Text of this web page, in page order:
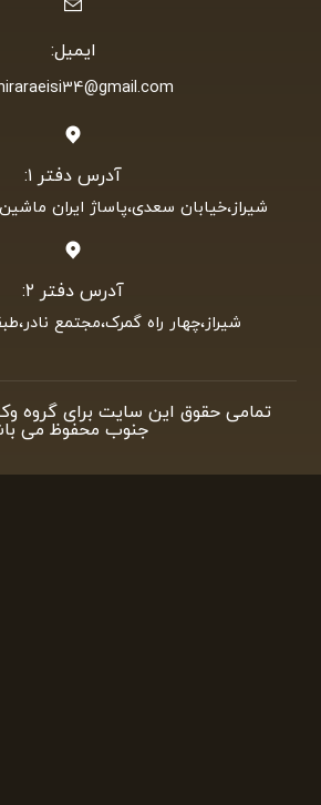
ایمیل:
آدرس دفتر ۱:
شیراز،خیابان سعدی،پاساژ ایران
آدرس دفتر ۲:
شیراز،چهار راه گمرک،مجتمع نادر،طبقه ۶،واحد
تمامی حقوق این سایت برای گروه
جنوب محفوظ می